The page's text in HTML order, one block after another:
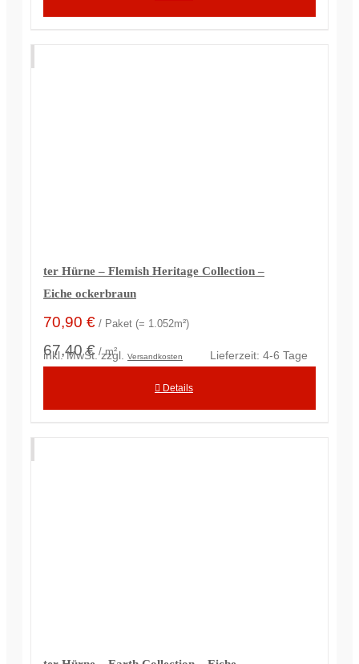
ter Hürne – Flemish Heritage Collection –
Eiche ockerbraun
70,90 € / Paket (= 1.052m²)
67,40 € / m²
inkl. MwSt. zzgl. Versandkosten Lieferzeit: 4-6 Tage
Details